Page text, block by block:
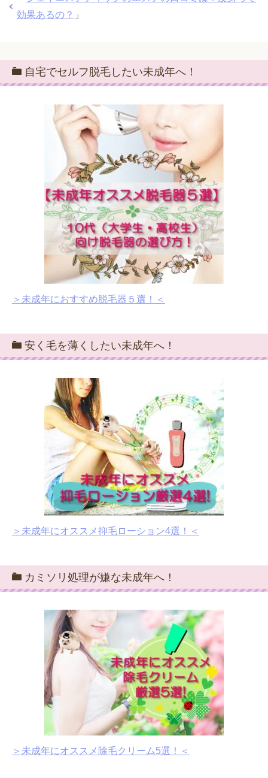
効果あるの？ 」
自宅でセルフ脱毛したい未成年へ！
＞未成年におすすめ脱毛器５選！＜
安く毛を薄くしたい未成年へ！
＞未成年にオススメ抑毛ローション4選！＜
カミソリ処理が嫌な未成年へ！
＞未成年にオススメ除毛クリーム5選！＜